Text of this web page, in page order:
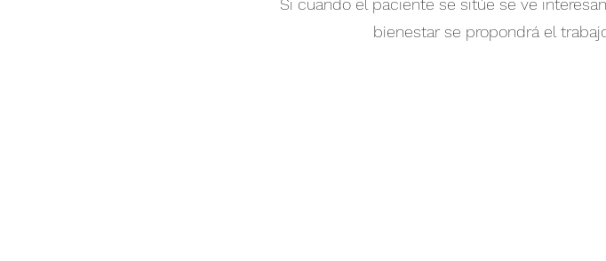
Si cuando el paciente se sitúe se ve
bienestar se propondrá el